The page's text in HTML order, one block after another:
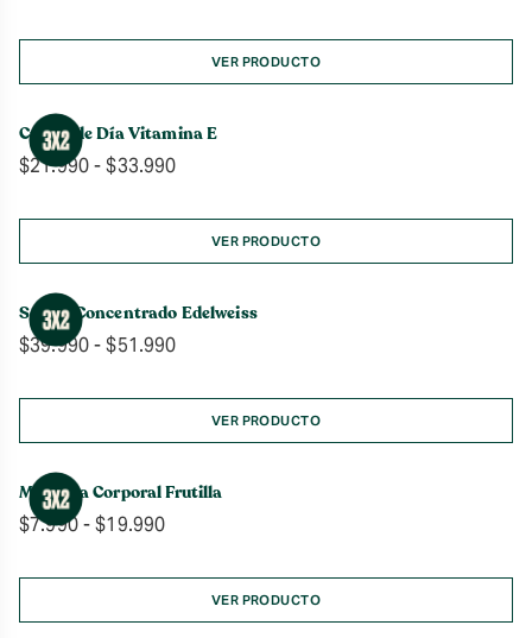
precios:
desde
$7.990
$19.990
VER PRODUCTO
Crema de Día Vitamina E
$21.990- $33.990Rango
precios:
desde
$21.990
$33.990
VER PRODUCTO
Sérum Concentrado Edelweiss
$39.990- $51.990Rango
precios:
desde
$39.990
$51.990
VER PRODUCTO
Manteca Corporal Frutilla
$7.990- $19.990Rango
precios:
desde
$7.990
VER PRODUCTO